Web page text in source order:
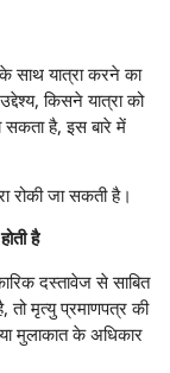
साथ यात्रा करने का
किसने यात्रा को
सकता है, इस बारे में
रोकी जा सकती है।
है
दस्तावेज से साबित
तो मृत्यु प्रमाणपत्र की
मुलाकात के अधिकार